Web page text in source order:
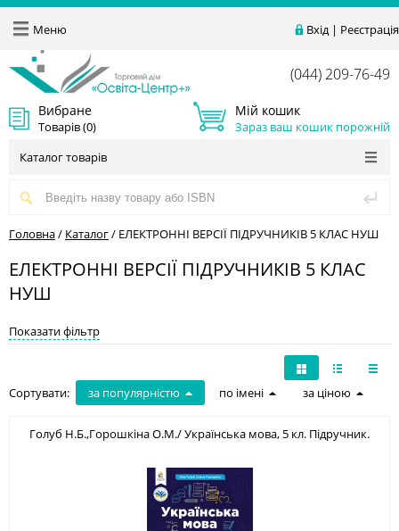
Вхід| Реєстрація
Меню
(044) 209-76-49
Вибране
Товарів (0)
Мій кошик
Зараз ваш кошик порожній
Каталог товарів
Головна/ Каталог/ ЕЛЕКТРОННІ ВЕРСІЇ ПІДРУЧНИКІВ 5 КЛАС НУШ
ЕЛЕКТРОННІ ВЕРСІЇ ПІДРУЧНИКІВ 5 КЛАС
НУШ
Показати фільтр
Сортувати: за популярністю по імені за ціною
Голуб Н.Б.,Горошкіна О.М./ Українська мова, 5 кл. Підручник.